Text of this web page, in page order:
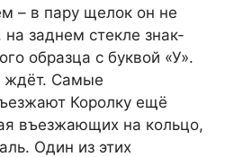
– в пару щелок он не
на заднем стекле знак-
образца с буквой «У».
ждёт. Самые
Королку ещё
въезжающих на кольцо,
Один из этих